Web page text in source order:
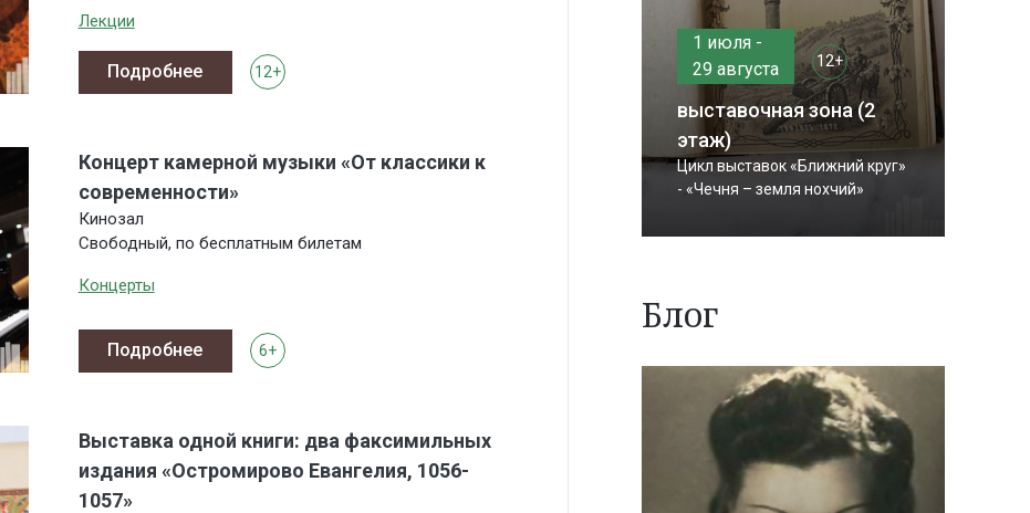
Лекции
12+
Подробнее
Концерт камерной музыки «От классики к
современности»
Кинозал
Свободный, по бесплатным билетам
Концерты
6+
Подробнее
Выставка одной книги: два факсимильных
издания «Остромирово Евангелия, 1056-
1057»
1 июля -
29 августа
12+
выставочная зона (2
этаж)
Цикл выставок «Ближний круг»
- «Чечня – земля нохчий»
Блог